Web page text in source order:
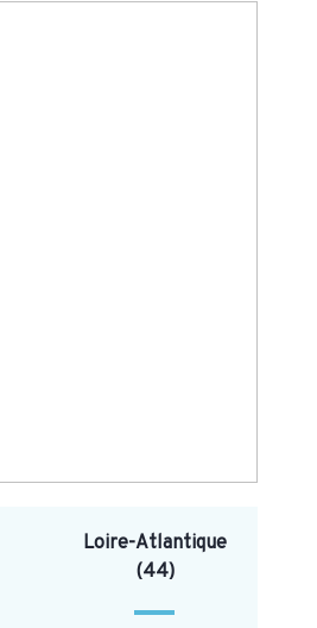
Loire-Atlantique
(44)